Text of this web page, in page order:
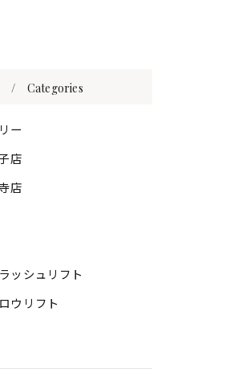
Categories
ー
店
店
ッシュリフト
ウリフト